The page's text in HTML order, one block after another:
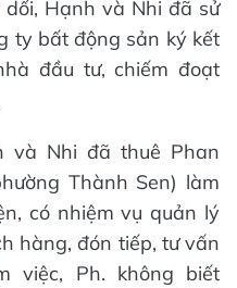
Hạnh và Nhi đã sử
ty bất động sản ký kết
đầu tư, chiếm đoạt
và Nhi đã thuê Phan
Thành Sen) làm
có nhiệm vụ quản lý
hàng, đón tiếp, tư vấn
việc, Ph. không biết